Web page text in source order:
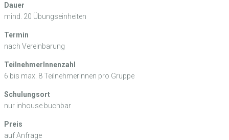
Dauer
mind. 20 Übungseinheiten
Termin
nach Vereinbarung
TeilnehmerInnenzahl
6 bis max. 8 TeilnehmerInnen pro Gruppe
Schulungsort
nur inhouse buchbar
Preis
auf Anfrage